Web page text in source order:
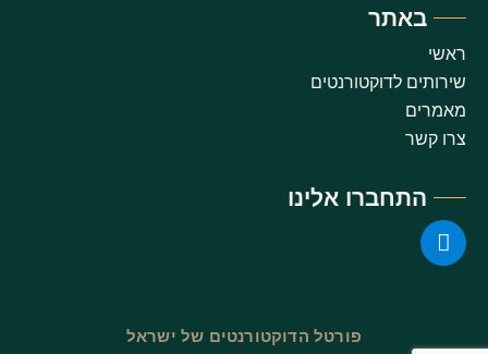
פורטל הדוקטורנטים של ישראל
באתר
ראשי
שירותים לדוקטורנטים
מאמרים
צרו קשר
התחברו אלינו